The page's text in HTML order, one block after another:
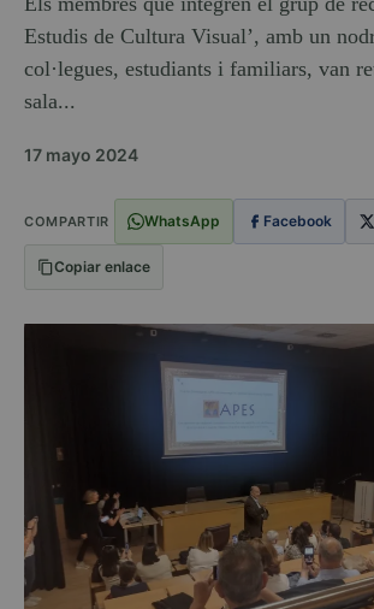
Estudis de Cultura Visual’, amb un
col·legues, estudiants i familiars, van
sala...
17 mayo 2024
COMPARTIR WhatsApp Facebook
Copiar enlace